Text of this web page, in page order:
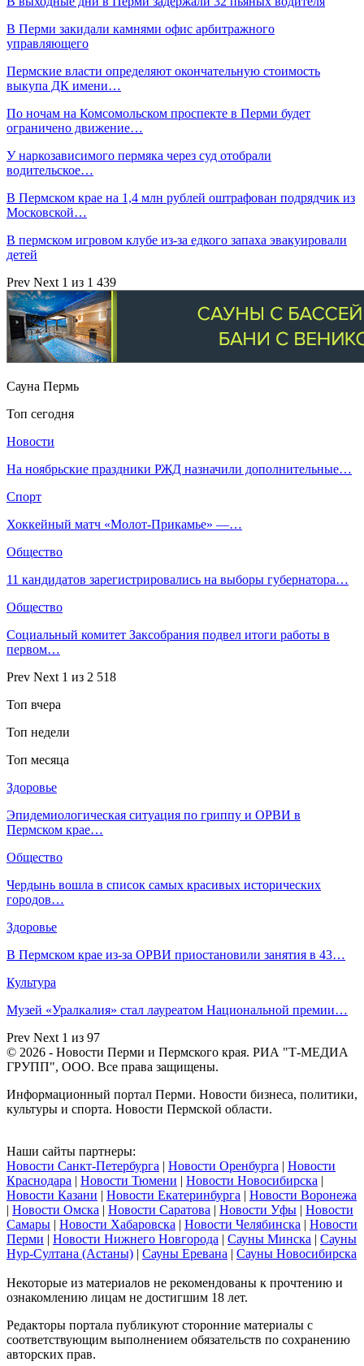
В Перми закидали камнями офис арбитражного
управляющего
Пермские власти определяют окончательную стоимость
выкупа ДК имени…
По ночам на Комсомольском проспекте в Перми будет
ограничено движение…
У наркозависимого пермяка через суд отобрали
водительское…
В Пермском крае на 1,4 млн рублей оштрафован подрядчик из
Московской…
В пермском игровом клубе из-за едкого запаха эвакуировали
детей
Prev Next 1 из 1 439
Сауна Пермь
Топ сегодня
Новости
​На ноябрьские праздники РЖД назначили дополнительные…
Спорт
Хоккейный матч «Молот-Прикамье» —…
Общество
11 кандидатов зарегистрировались на выборы губернатора…
Общество
Социальный комитет Заксобрания подвел итоги работы в
первом…
Prev Next 1 из 2 518
Топ вчера
Топ недели
Топ месяца
Здоровье
Эпидемиологическая ситуация по гриппу и ОРВИ в
Пермском крае…
Общество
Чердынь вошла в список самых красивых исторических
городов…
Здоровье
В Пермском крае из-за ОРВИ приостановили занятия в 43…
Культура
Музей «Уралкалия» стал лауреатом Национальной премии…
Prev Next 1 из 97
© 2026 - Новости Перми и Пермского края. РИА "Т-МЕДИА
ГРУПП", ООО. Все права защищены.
Информационный портал Перми. Новости бизнеса, политики,
культуры и спорта. Новости Пермской области.
Наши сайты партнеры:
Новости Санкт-Петербурга | Новости Оренбурга | Новости
Краснодара | Новости Тюмени | Новости Новосибирска |
Новости Казани | Новости Екатеринбурга | Новости Воронежа
| Новости Омска | Новости Саратова | Новости Уфы | Новости
Самары | Новости Хабаровска | Новости Челябинска | Новости
Перми | Новости Нижнего Новгорода | Сауны Минска | Сауны
Нур-Султана (Астаны) | Сауны Еревана | Сауны Новосибирска
Некоторые из материалов не рекомендованы к прочтению и
ознакомлению лицам не достигшим 18 лет.
Редакторы портала публикуют сторонние материалы с
соответствующим выполнением обязательств по сохранению
авторских прав.